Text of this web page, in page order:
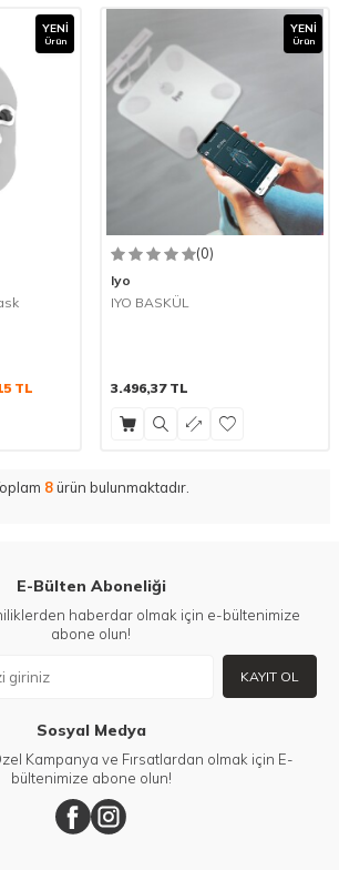
YENI
Ürün
TL
YENI
Ürün
(0)
Iyo
IYO BASKÜL
3.496,37TL
8ürün bulunmaktadır.
E-Bülten Aboneliği
haberdar olmak için e-bültenimize
abone olun!
KAYIT OL
Sosyal Medya
Kampanya ve Fırsatlardan olmak için E-
bültenimize abone olun!